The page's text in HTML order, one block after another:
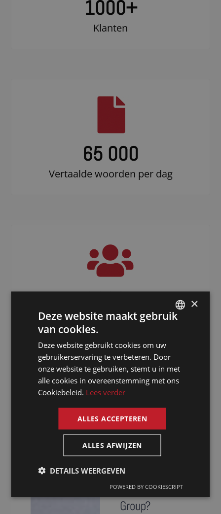
1000+
Klanten
65 000
Vertaalde woorden per dag
3000+
Freelancers verspreid over de hele
wereld
Waarom kiezen
voor een tolk
in Bissau via
The Presence
Group?
FRENCH
×
Deze website maakt gebruik
van cookies.
Deze website gebruikt cookies om uw
gebruikerservaring te verbeteren. Door
onze website te gebruiken, stemt u in met
alle cookies in overeenstemming met ons
Cookiebeleid. Lees verder
ALLES ACCEPTEREN
ALLES AFWIJZEN
DETAILS WEERGEVEN
POWERED BY COOKIESCRIPT